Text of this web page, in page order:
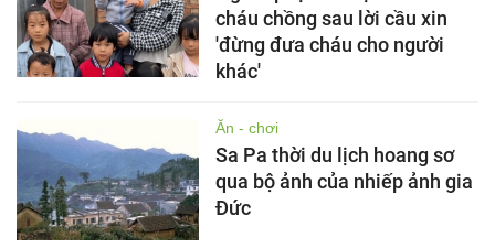
cháu chồng sau lời cầu xin
'đừng đưa cháu cho người
khác'
Ăn - chơi
Sa Pa thời du lịch hoang sơ
qua bộ ảnh của nhiếp ảnh gia
Đức